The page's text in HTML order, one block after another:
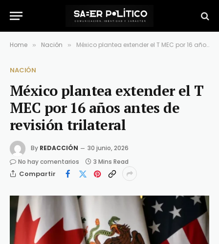
Home » Nación » México plantea extender el T MEC por 16 años antes de revisión trilateral
NACIÓN
México plantea extender el T
MEC por 16 años antes de
revisión trilateral
By REDACCIÓN
30 junio, 2026
No hay comentarios
3 Mins Read
Compartir